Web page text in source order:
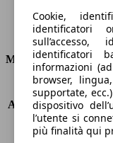
Consumi
Motore e Prestazioni
KW (PS)
Accelerazione (0-100
Velocità massima
Numero di marce
Cookie,
identificatori
sull’accesso,
identificatori
informazioni
browser,
supportate,
dispositivo
l’utente si
più finalità qui